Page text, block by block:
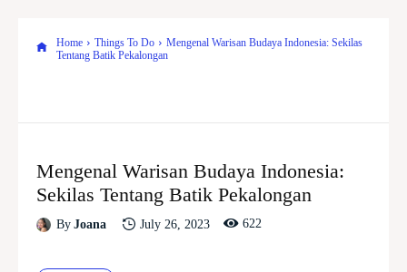
Home Things To Do
Mengenal Warisan Budaya Indonesia: Sekilas
Tentang Batik Pekalongan
Mengenal Warisan Budaya Indonesia:
Sekilas Tentang Batik Pekalongan
By Joana July 26, 2023 622